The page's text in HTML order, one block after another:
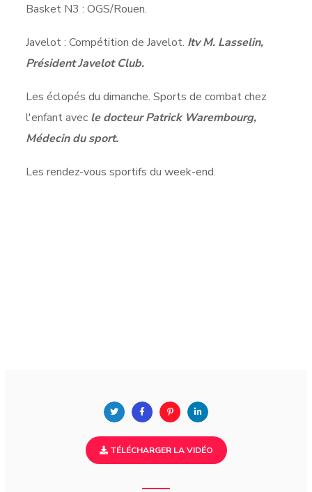
Basket N3 : OGS/Rouen.
Javelot : Compétition de Javelot. Itv M. Lasselin,
Président Javelot Club.
Les éclopés du dimanche. Sports de combat chez
l'enfant avec le docteur Patrick Warembourg,
Médecin du sport.
Les rendez-vous sportifs du week-end.
TÉLÉCHARGER LA VIDÉO